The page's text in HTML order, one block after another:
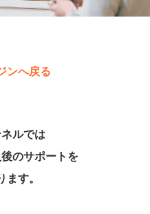
ンへ戻る
ルでは
のサポートを
ます。